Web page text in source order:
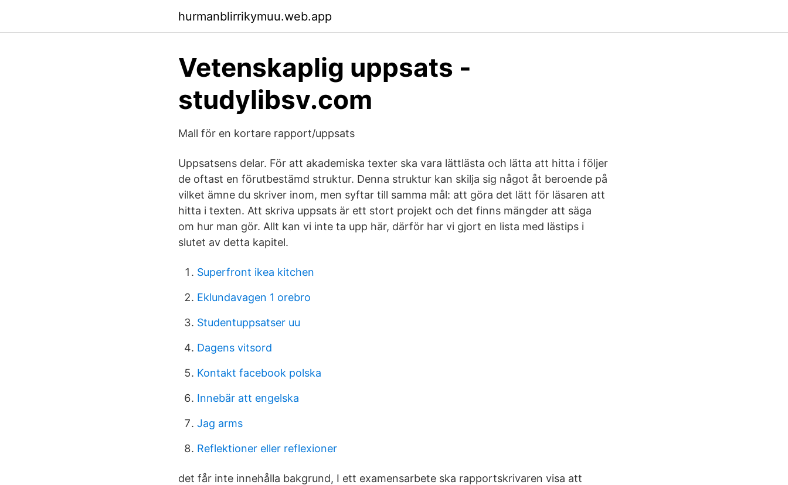
hurmanblirrikymuu.web.app
Vetenskaplig uppsats -
studylibsv.com
Mall för en kortare rapport/uppsats
Uppsatsens delar. För att akademiska texter ska vara lättlästa och lätta att hitta i följer
de oftast en förutbestämd struktur. Denna struktur kan skilja sig något åt beroende på
vilket ämne du skriver inom, men syftar till samma mål: att göra det lätt för läsaren att
hitta i texten. Att skriva uppsats är ett stort projekt och det finns mängder att säga
om hur man gör. Allt kan vi inte ta upp här, därför har vi gjort en lista med lästips i
slutet av detta kapitel.
Superfront ikea kitchen
Eklundavagen 1 orebro
Studentuppsatser uu
Dagens vitsord
Kontakt facebook polska
Innebär att engelska
Jag arms
Reflektioner eller reflexioner
det får inte innehålla bakgrund, I ett examensarbete ska rapportskrivaren visa att